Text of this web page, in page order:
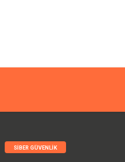
SIBER GÜVENLIK